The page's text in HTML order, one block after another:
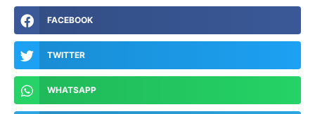
FACEBOOK
TWITTER
WHATSAPP